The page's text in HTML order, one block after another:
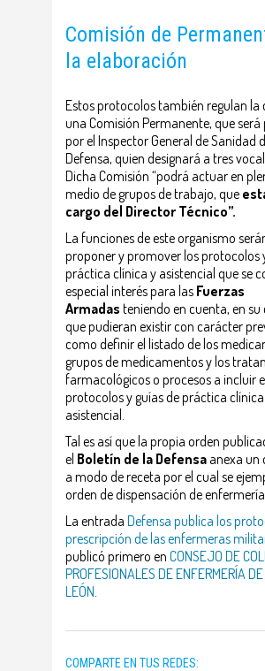
Comisión de
la elaboración
Estos protocolos también regulan la
una Comisión Permanente, que será
por el Inspector General de Sanidad
Defensa, quien designará a tres
Dicha Comisión “podrá actuar en
medio de grupos de trabajo, que
cargo del Director Técnico”.
La funciones de este organismo
proponer y promover los protocolos
práctica clínica y asistencial que se
especial interés para las Fuerzas
Armadas teniendo en cuenta, en su
que pudieran existir con carácter
como definir el listado de los
grupos de medicamentos y los
farmacológicos o procesos a incluir
protocolos y guías de práctica
asistencial.
Tal es así que la propia orden
el Boletín de la Defensa anexa un
a modo de receta por el cual se
orden de dispensación de
La entrada Defensa publica los
prescripción de las enfermeras
publicó primero en CONSEJO DE
PROFESIONALES DE ENFERMERÍA
LEÓN.
COMPARTE EN TUS REDES: